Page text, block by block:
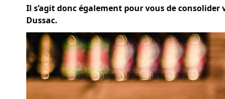
Il s’agit donc également pour vous de
Dussac.